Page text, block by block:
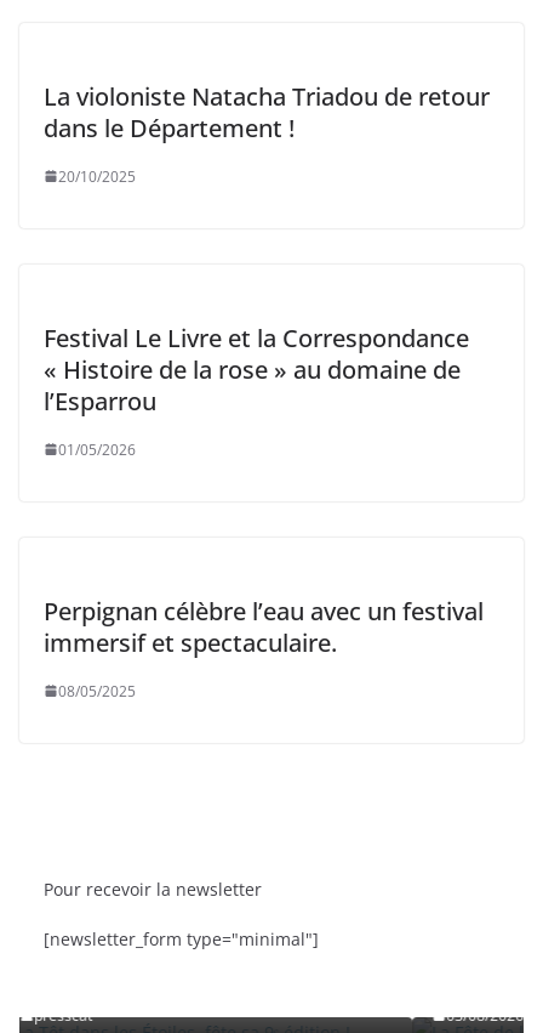
La violoniste Natacha Triadou de retour
dans le Département !
20/10/2025
Festival Le Livre et la Correspondance
« Histoire de la rose » au domaine de
l’Esparrou
01/05/2026
Perpignan célèbre l’eau avec un festival
immersif et spectaculaire.
08/05/2025
Pour recevoir la newsletter
[newsletter_form type="minimal"]
fête sa 9ᵉ édition
La Fête de la Mer et des Pêcheurs
03/08/2026 presscat